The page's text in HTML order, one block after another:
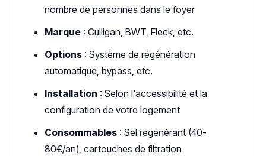
nombre de personnes dans le foyer
Marque : Culligan, BWT, Fleck, etc.
Options : Système de régénération
automatique, bypass, etc.
Installation : Selon l'accessibilité et la
configuration de votre logement
Consommables : Sel régénérant (40-
80€/an), cartouches de filtration